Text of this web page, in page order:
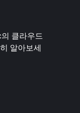
클라우드
알아보세